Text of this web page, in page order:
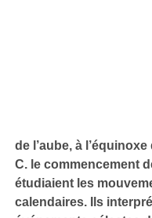
de l’aube, à
C. le commencement
étudiaient les
calendaires. Ils